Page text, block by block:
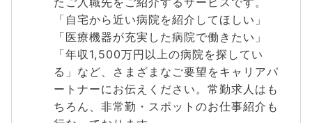
「自宅から近い病院を紹介してほしい」
「医療機器が充実した病院で働きたい」
「年収1,500万円以上の病院を探してい
る」など、さまざまなご要望をキャリアパ
ートナーにお伝えください。常勤求人はも
ちろん、非常勤・スポットのお仕事紹介も